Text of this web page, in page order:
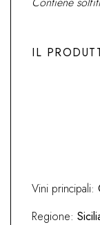
IL
Vini principali:
Regione: